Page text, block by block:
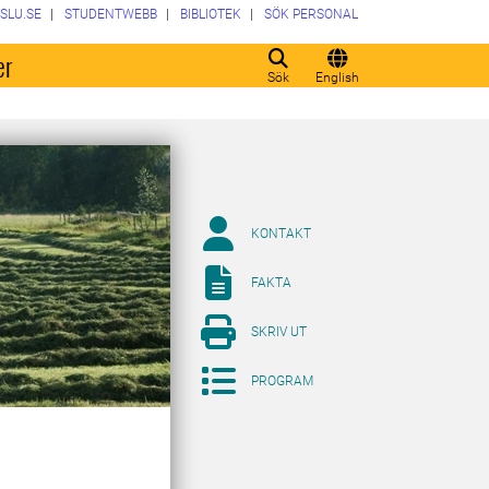
Sök English
SLU.SE STUDENTWEBB BIBLIOTEK SÖK PERSONAL
KONTAKT
FAKTA
SKRIV UT
PROGRAM